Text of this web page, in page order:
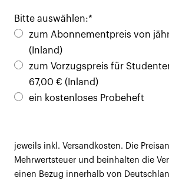
Bitte auswählen:*
zum Abonnementpreis von
(Inland)
zum Vorzugspreis für
67,00 € (Inland)
ein kostenloses Probeheft
jeweils inkl. Versandkosten. Die
Mehrwertsteuer und beinhalten die
einen Bezug innerhalb von